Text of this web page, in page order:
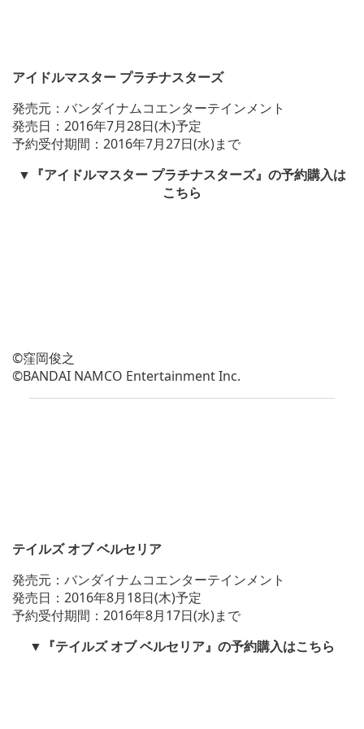
アイドルマスター プラチナスターズ
発売元：バンダイナムコエンターテインメント
発売日：2016年7月28日(木)予定
予約受付期間：2016年7月27日(水)まで
▼ 『アイドルマスター プラチナスターズ』 の予約購入は
こちら
©窪岡俊之
©BANDAI NAMCO Entertainment Inc.
テイルズ オブ ベルセリア
発売元：バンダイナムコエンターテインメント
発売日：2016年8月18日(木)予定
予約受付期間：2016年8月17日(水)まで
▼ 『テイルズ オブ ベルセリア』 の予約購入はこちら